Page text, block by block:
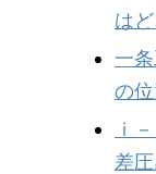
は
一
の
ｉ
差